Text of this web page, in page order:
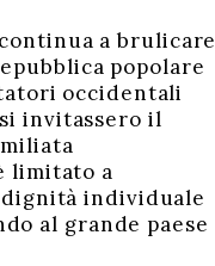
a brulicare
popolare
occidentali
invitassero il
limitato a
individuale
al grande paese